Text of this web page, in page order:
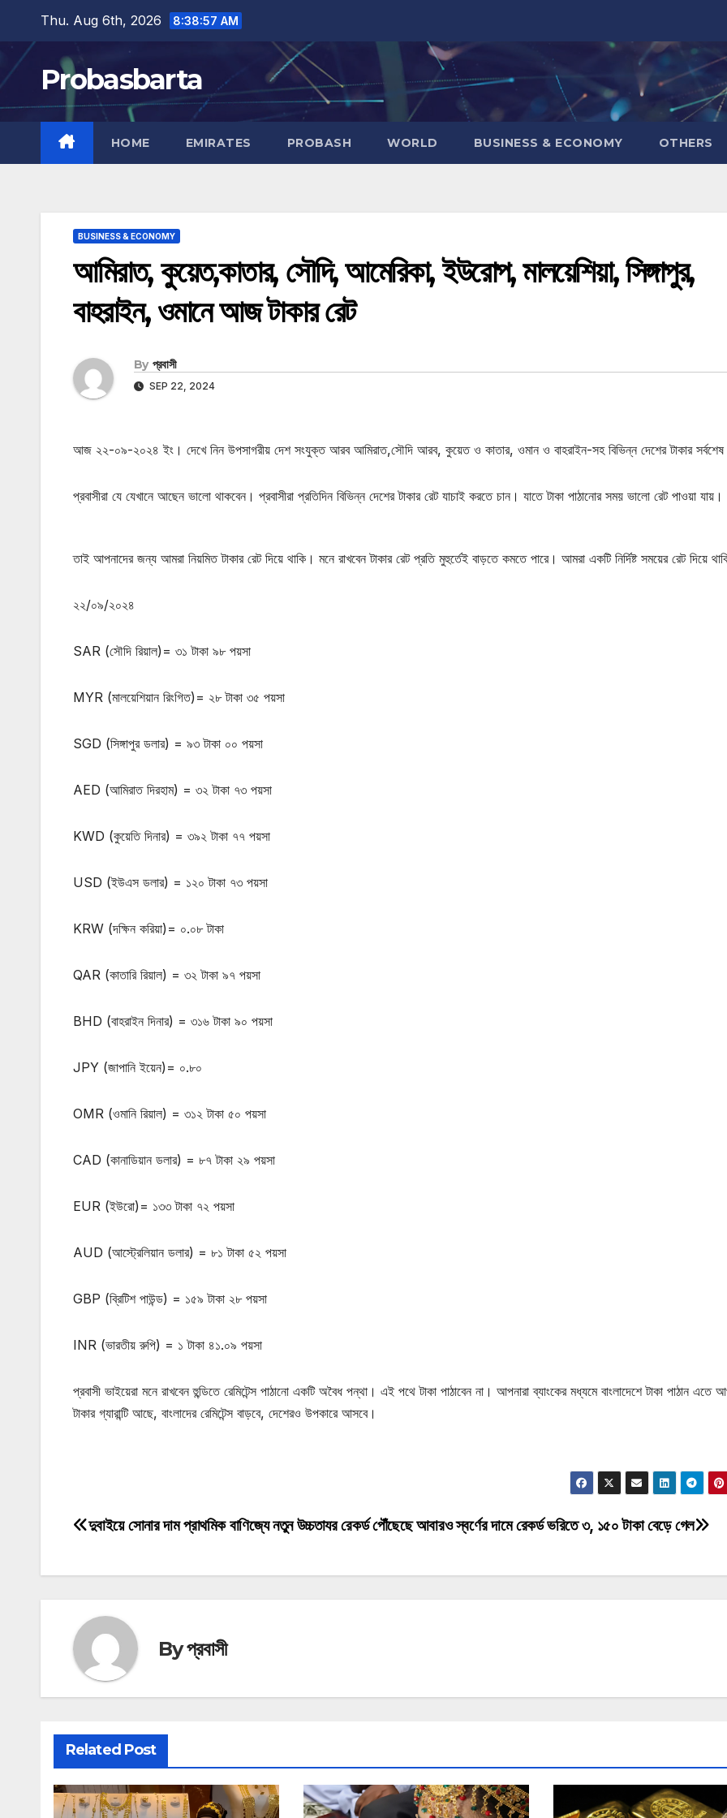
content
Thu. Aug 6th, 2026 8:38:58 AM
Probasbarta
HOME EMIRATES PROBASH WORLD BUSINESS & ECONOMY OTHERS
BUSINESS & ECONOMY
আমিরাত, কুয়েত,কাতার, সৌদি, আমেরিকা, ইউরোপ, মালয়েশিয়া, সিঙ্গাপুর,
বাহরাইন, ওমানে আজ টাকার রেট
By প্রবাসী
SEP 22, 2024
আজ ২২-০৯-২০২৪ ইং। দেখে নিন উপসাগরীয় দেশ সংযুক্ত আরব আমিরাত,সৌদি আরব, কুয়েত ও কাতার, ওমান ও বাহরাইন-সহ বিভিন্ন দেশের টাকার সর্বশেষ
প্রবাসীরা যে যেখানে আছেন ভালো থাকবেন। প্রবাসীরা প্রতিদিন বিভিন্ন দেশের টাকার রেট যাচাই করতে চান। যাতে টাকা পাঠানোর সময় ভালো রেট পাওয়া যায়।
তাই আপনাদের জন্য আমরা নিয়মিত টাকার রেট দিয়ে থাকি। মনে রাখবেন টাকার রেট প্রতি মুহুর্তেই বাড়তে কমতে পারে। আমরা একটি নির্দিষ্ট সময়ের রেট দিয়ে
২২/০৯/২০২৪
SAR (সৌদি রিয়াল)= ৩১ টাকা ৯৮ পয়সা
MYR (মালয়েশিয়ান রিংগিত)= ২৮ টাকা ৩৫ পয়সা
SGD (সিঙ্গাপুর ডলার) = ৯৩ টাকা ০০ পয়সা
AED (আমিরাত দিরহাম) = ৩২ টাকা ৭৩ পয়সা
KWD (কুয়েতি দিনার) = ৩৯২ টাকা ৭৭ পয়সা
USD (ইউএস ডলার) = ১২০ টাকা ৭৩ পয়সা
KRW (দক্ষিন করিয়া)= ০.০৮ টাকা
QAR (কাতারি রিয়াল) = ৩২ টাকা ৯৭ পয়সা
BHD (বাহরাইন দিনার) = ৩১৬ টাকা ৯০ পয়সা
JPY (জাপানি ইয়েন)= ০.৮০
OMR (ওমানি রিয়াল) = ৩১২ টাকা ৫০ পয়সা
CAD (কানাডিয়ান ডলার) = ৮৭ টাকা ২৯ পয়সা
EUR (ইউরো)= ১৩৩ টাকা ৭২ পয়সা
AUD (আস্ট্রেলিয়ান ডলার) = ৮১ টাকা ৫২ পয়সা
GBP (ব্রিটিশ পাউন্ড) = ১৫৯ টাকা ২৮ পয়সা
INR (ভারতীয় রুপি) = ১ টাকা ৪১.০৯ পয়সা
প্রবাসী ভাইয়েরা মনে রাখবেন হুন্ডিতে রেমিটেন্স পাঠানো একটি অবৈধ পন্থা। এই পথে টাকা পাঠাবেন না। আপনারা ব্যাংকের মধ্যমে বাংলাদেশে টাকা পাঠান এতে
টাকার গ্যারান্টি আছে, বাংলাদের রেমিটেন্স বাড়বে, দেশেরও উপকারে আসবে।
Post
আবারও স্বর্ণের দামে রেকর্ড ভরিতে ‌৩, ১৫০ টাকা বেড়ে গেল
দুবাইয়ে সোনার দাম প্রাথমিক বাণিজ্যে নতুন উচ্চতাযর রেকর্ড পৌঁছেছে
Byপ্রবাসী
Related Post